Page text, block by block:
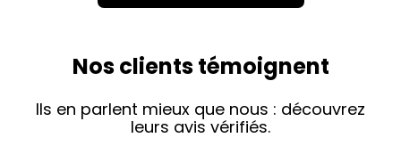
Nos clients témoignent
Ils en parlent mieux que nous : découvrez
leurs avis vérifiés.